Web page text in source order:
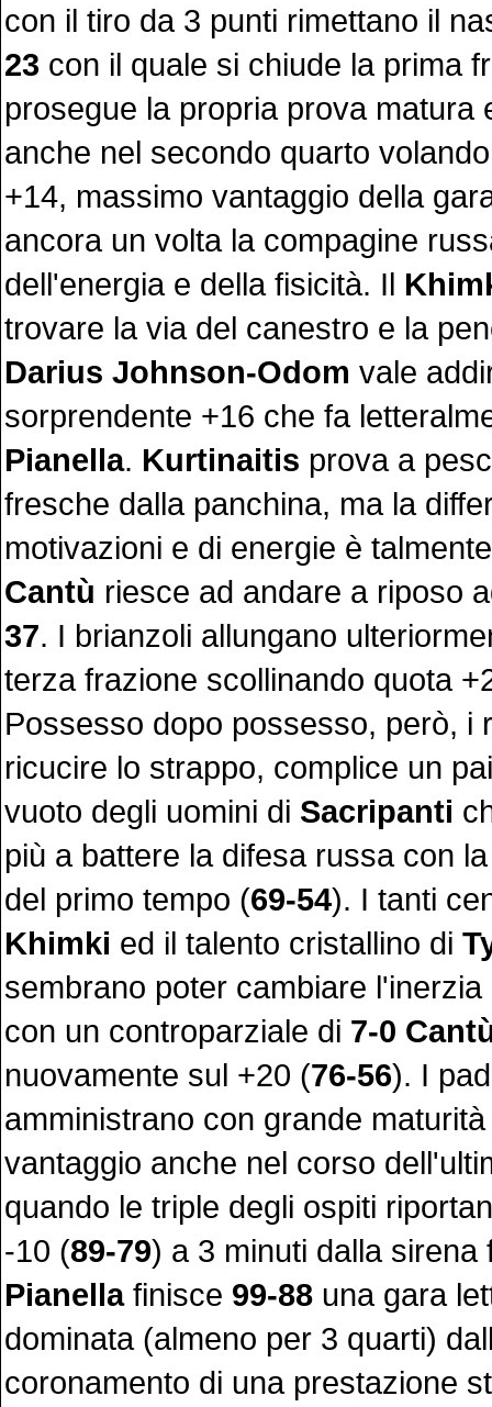
con il tiro da 3 punti rimettano il
23 con il quale si chiude la prima
prosegue la propria prova matura
anche nel secondo quarto
+14, massimo vantaggio della
ancora un volta la compagine
dell'energia e della fisicità. Il
trovare la via del canestro e la
Darius Johnson-Odom vale
sorprendente +16 che fa
Pianella. Kurtinaitis prova a
fresche dalla panchina, ma la
motivazioni e di energie è
Cantù riesce ad andare a riposo
37. I brianzoli allungano
terza frazione scollinando quota
Possesso dopo possesso, però, i
ricucire lo strappo, complice un
vuoto degli uomini di Sacripanti
più a battere la difesa russa con
del primo tempo (69-54). I tanti
Khimki ed il talento cristallino di
sembrano poter cambiare
con un controparziale di 7-0
nuovamente sul +20 (76-56). I
amministrano con grande
vantaggio anche nel corso
quando le triple degli ospiti
-10 (89-79) a 3 minuti dalla sirena
Pianellafinisce 99-88 una gara
dominata (almeno per 3 quarti)
coronamento di una prestazione